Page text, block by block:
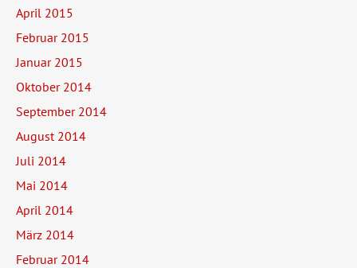
April 2015
Februar 2015
Januar 2015
Oktober 2014
September 2014
August 2014
Juli 2014
Mai 2014
April 2014
März 2014
Februar 2014